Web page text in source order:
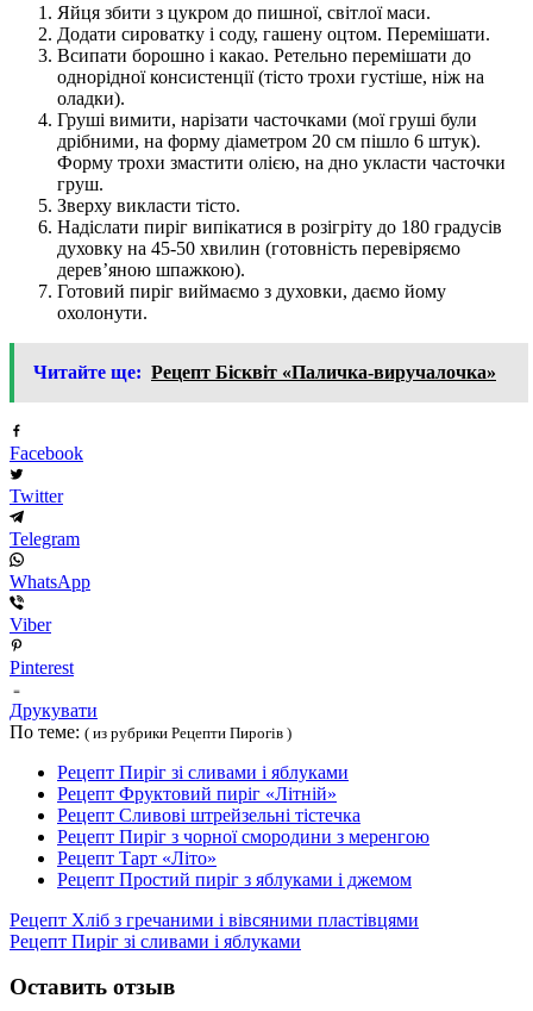
Яйця збити з цукром до пишної, світлої маси.
Додати сироватку і соду, гашену оцтом. Перемішати.
Всипати борошно і какао. Ретельно перемішати до
однорідної консистенції (тісто трохи густіше, ніж на
оладки).
Груші вимити, нарізати часточками (мої груші були
дрібними, на форму діаметром 20 см пішло 6 штук).
Форму трохи змастити олією, на дно укласти часточки
груш.
Зверху викласти тісто.
Надіслати пиріг випікатися в розігріту до 180 градусів
духовку на 45-50 хвилин (готовність перевіряємо
дерев’яною шпажкою).
Готовий пиріг виймаємо з духовки, даємо йому
охолонути.
Читайте ще: Рецепт Бісквіт «Паличка-виручалочка»
Facebook
Twitter
Telegram
WhatsApp
Viber
Pinterest
Друкувати
По теме: ( из рубрики Рецепти Пирогів )
Рецепт Пиріг зі сливами і яблуками
Рецепт Фруктовий пиріг «Літній»
Рецепт Сливові штрейзельні тістечка
Рецепт Пиріг з чорної смородини з меренгою
Рецепт Тарт «Літо»
Рецепт Простий пиріг з яблуками і джемом
Рецепт Хліб з гречаними і вівсяними пластівцями
Рецепт Пиріг зі сливами і яблуками
Оставить отзыв